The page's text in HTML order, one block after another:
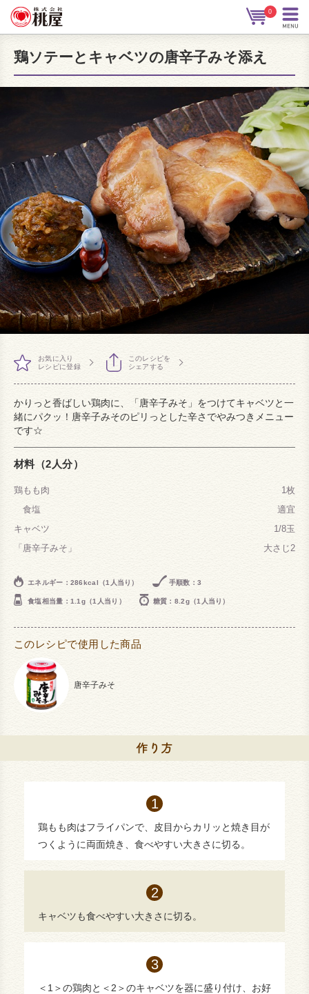
0
鶏ソテーとキャベツの唐辛子みそ添え
お気に入り
レシピに登録
このレシピを
シェアする
かりっと香ばしい鶏肉に、「唐辛子みそ」をつけてキャベツと一
緒にパクッ！唐辛子みそのピリっとした辛さでやみつきメニュー
です☆
材料（2人分）
鶏もも肉
1枚
食塩
適宜
キャベツ
1/8玉
「唐辛子みそ」
大さじ2
エネルギー：286kcal（1人当り） 手順数：3
食塩相当量：1.1g（1人当り） 糖質：8.2g（1人当り）
このレシピで使用した商品
唐辛子みそ
鶏もも肉はフライパンで、皮目からカリッと焼き目が
つくように両面焼き、食べやすい大きさに切る。
キャベツも食べやすい大きさに切る。
＜1＞の鶏肉と＜2＞のキャベツを器に盛り付け、お好